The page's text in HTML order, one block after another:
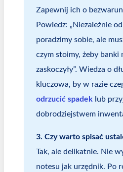
Zapewnij ich o
Powiedz: „Niezależnie
poradzimy sobie, ale
czym stoimy, żeby banki
zaskoczyły”. Wiedza o
kluczowa, by w razie
odrzucić spadek lub
dobrodziejstwem
3. Czy warto spisać
Tak, ale delikatnie. Nie
notesu jak urzędnik. Po